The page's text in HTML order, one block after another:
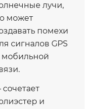
лучи,
может
помехи
сигналов GPS
мобильной
и